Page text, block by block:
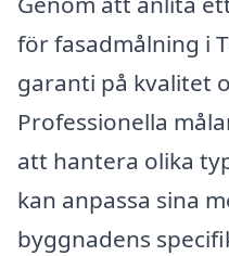
för fasadmålning i
garanti på kvalitet
Professionella
att hantera olika
kan anpassa sina
byggnadens